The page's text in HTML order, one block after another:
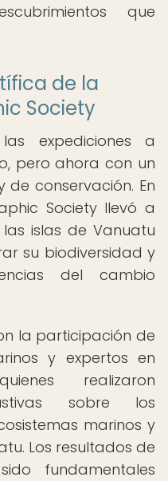
que
de la
Society
expediciones a
pero ahora con un
conservación. En
Society llevó a
islas de Vanuatu
su biodiversidad y
del cambio
la participación de
y expertos en
realizaron
sobre los
marinos y
Los resultados de
fundamentales